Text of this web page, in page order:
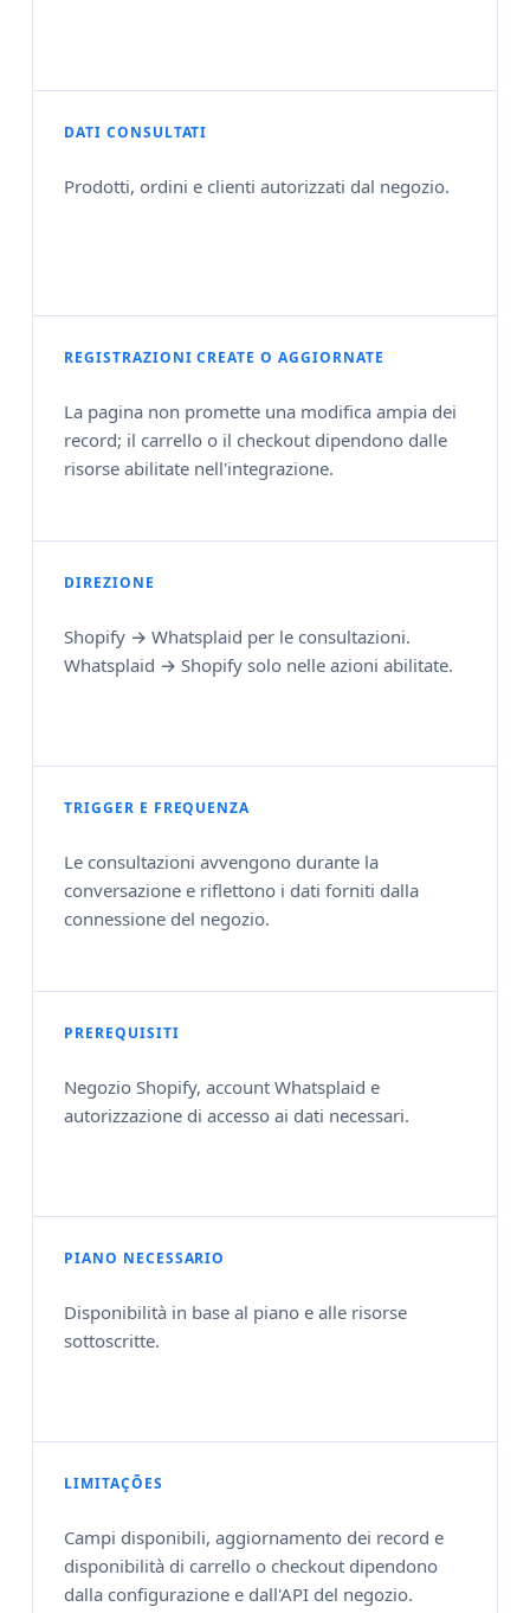
DATI CONSULTATI
Prodotti, ordini e clienti autorizzati dal negozio.
REGISTRAZIONI CREATE O AGGIORNATE
La pagina non promette una modifica ampia dei
record; il carrello o il checkout dipendono dalle
risorse abilitate nell'integrazione.
DIREZIONE
Shopify → Whatsplaid per le consultazioni.
Whatsplaid → Shopify solo nelle azioni abilitate.
TRIGGER E FREQUENZA
Le consultazioni avvengono durante la
conversazione e riflettono i dati forniti dalla
connessione del negozio.
PREREQUISITI
Negozio Shopify, account Whatsplaid e
autorizzazione di accesso ai dati necessari.
PIANO NECESSARIO
Disponibilità in base al piano e alle risorse
sottoscritte.
LIMITAÇÕES
Campi disponibili, aggiornamento dei record e
disponibilità di carrello o checkout dipendono
dalla configurazione e dall'API del negozio.